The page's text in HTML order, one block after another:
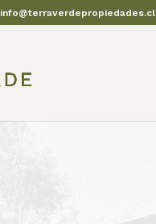
info@terraverdepropiedades.cl